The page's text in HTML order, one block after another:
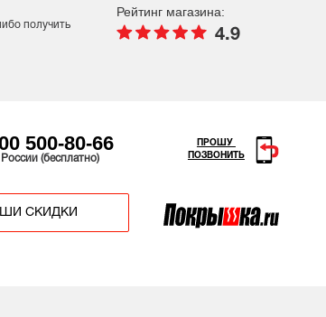
получить
Рейтинг магазина:
4.9
500-80-66
(бесплатно)
СКИДКИ
ПРОШУ
ПОЗВОНИТЬ